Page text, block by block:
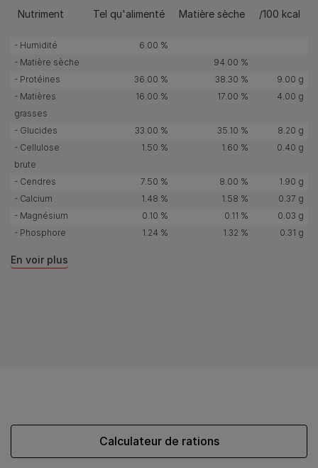
Nutriment Tel qu'alimenté Matière sèche /100 kcal
- Humidité
6.00 %
- Matière sèche
94.00 %
- Protéines
36.00 % 38.30 %
9.00 g
- Matières
grasses
16.00 % 17.00 % 4.00 g
- Glucides 33.00 % 35.10 %
8.20 g
- Cellulose
brute
1.50 % 1.60 % 0.40 g
- Cendres 7.50 % 8.00 %
1.90 g
- Calcium
1.48 % 1.58 %
0.37 g
- Magnésium
0.10 % 0.11 %
0.03 g
- Phosphore
1.24 % 1.32 % 0.31 g
En voir plus
Calculateur de rations